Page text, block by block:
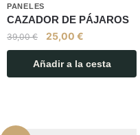
PANELES
CAZADOR DE PÁJAROS
39,00€ 25,00 €
Añadir a la cesta